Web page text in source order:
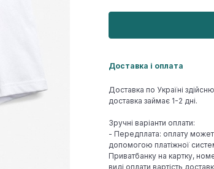
Доставка і оплата
Доставка по Україні
доставка займає 1-2 дні.
Зручні варіанти оплати:
- Передплата: оплату
допомогою платіжної
Приватбанку на картку,
виді оплати вартість